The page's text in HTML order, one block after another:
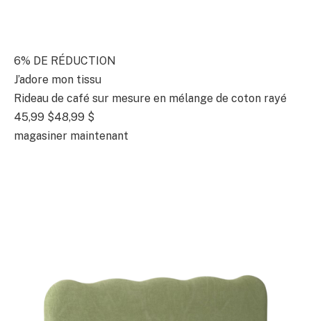
6% DE RÉDUCTION
J’adore mon tissu
Rideau de café sur mesure en mélange de coton rayé
45,99 $48,99 $
magasiner maintenant